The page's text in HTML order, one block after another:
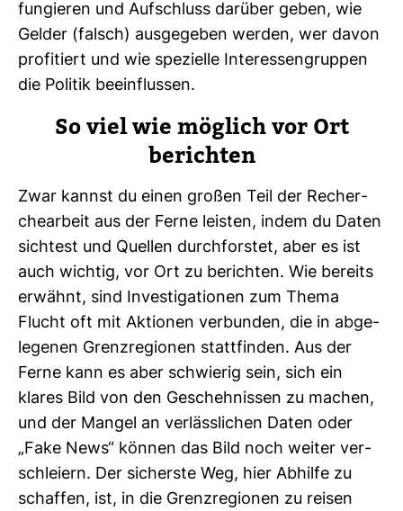
fun­gieren und Auf­schluss dar­über geben, wie
Gelder (falsch) aus­ge­geben werden, wer davon
pro­fi­tiert und wie spe­zi­elle Inter­es­sen­gruppen
die Politik beein­flussen.
So viel wie mög­lich vor Ort
berichten
Zwar kannst du einen großen Teil der Recher­
che­ar­beit aus der Ferne leisten, indem du Daten
sich­test und Quellen durch­forstet, aber es ist
auch wichtig, vor Ort zu berichten. Wie bereits
erwähnt, sind Inves­ti­ga­tionen zum Thema
Flucht oft mit Aktionen ver­bunden, die in abge­
le­genen Grenz­re­gionen statt­finden. Aus der
Ferne kann es aber schwierig sein, sich ein
klares Bild von den Gescheh­nissen zu machen,
und der Mangel an ver­läss­li­chen Daten oder
„Fake News“ können das Bild noch weiter ver­
schleiern. Der sicherste Weg, hier Abhilfe zu
schaffen, ist, in die Grenz­re­gionen zu reisen